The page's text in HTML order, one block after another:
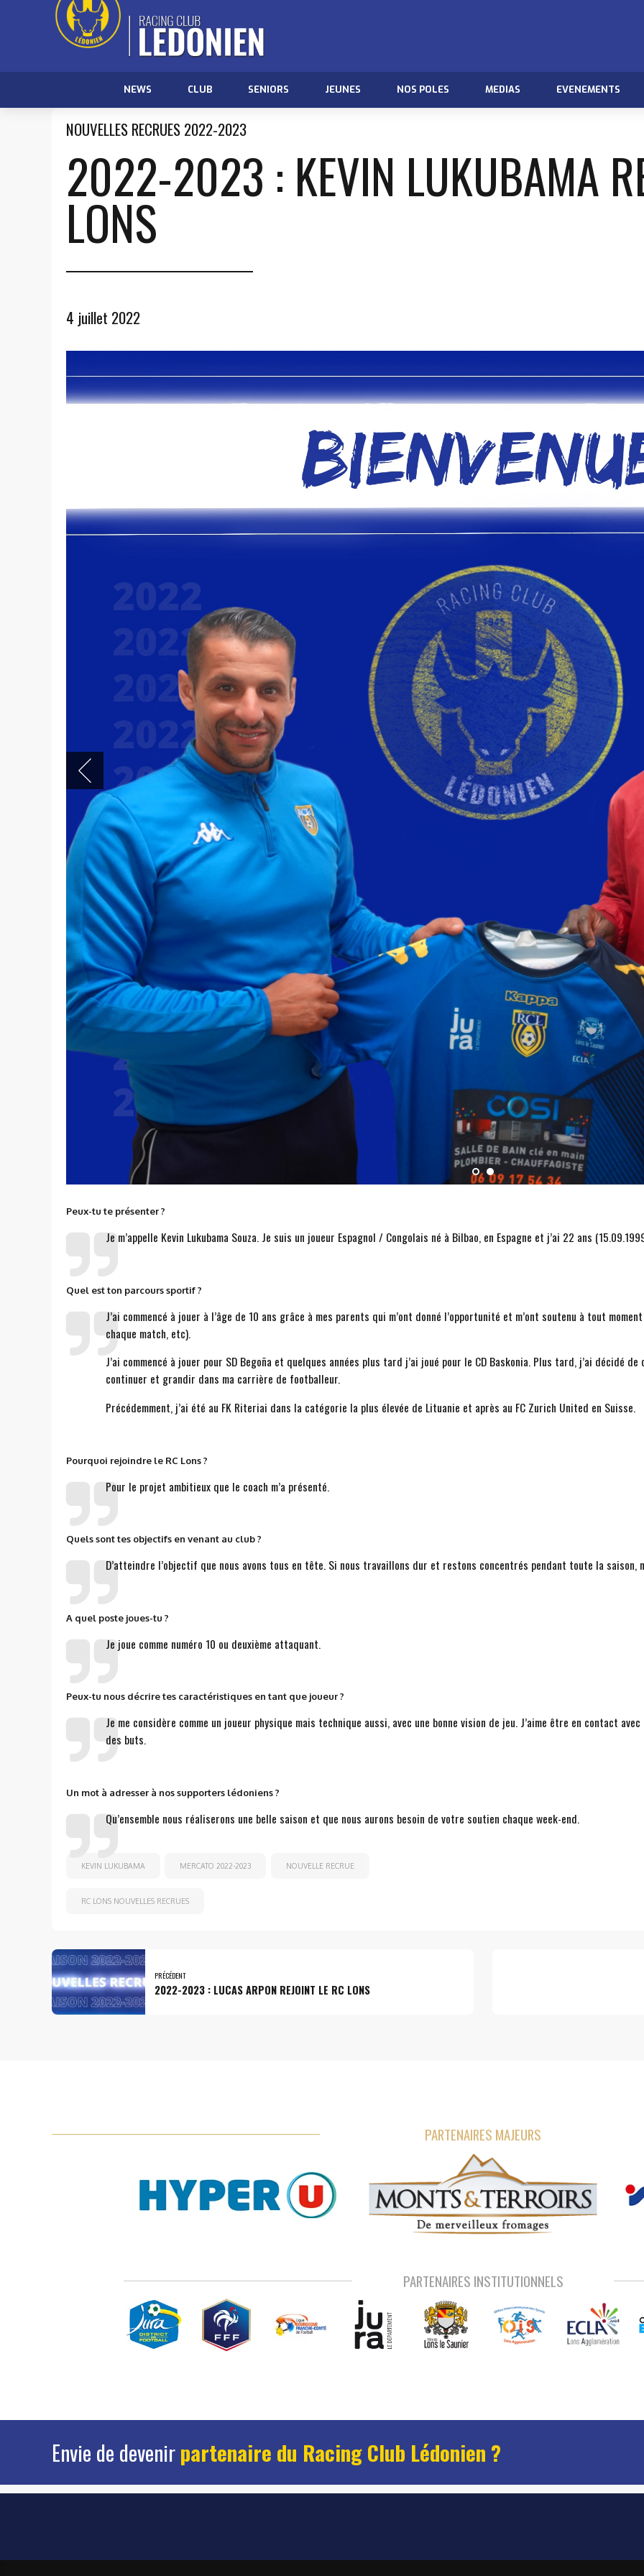
NEWS CLUB SENIORS JEUNES NOS POLES MEDIAS EVENEMENTS
NOUVELLES RECRUES 2022-2023
2022-2023 : KEVIN LUKUBAMA
LONS
4 juillet 2022
Peux-tu te présenter ?
Je m’appelle Kevin Lukubama Souza. Je suis un joueur Espagnol / Congolais né à Bilbao, en Espagne et j’ai 22 ans
Quel est ton parcours sportif ?
J’ai commencé à jouer à l’âge de 10 ans grâce à mes parents qui m’ont donné l’opportunité et m’ont soutenu à tout
chaque match, etc).
J’ai commencé à jouer pour SD Begoña et quelques années plus tard j’ai joué pour le CD Baskonia. Plus tard, j’ai décidé
continuer et grandir dans ma carrière de footballeur.
Précédemment, j’ai été au FK Riteriai dans la catégorie la plus élevée de Lituanie et après au FC Zurich United en Suisse.
Pourquoi rejoindre le RC Lons ?
Pour le projet ambitieux que le coach m’a présenté.
Quels sont tes objectifs en venant au club ?
D’atteindre l’objectif que nous avons tous en tête. Si nous travaillons dur et restons concentrés pendant toute la
A quel poste joues-tu ?
Je joue comme numéro 10 ou deuxième attaquant.
Peux-tu nous décrire tes caractéristiques en tant que joueur ?
Je me considère comme un joueur physique mais technique aussi, avec une bonne vision de jeu. J’aime être en contact
des buts.
Un mot à adresser à nos supporters lédoniens ?
Qu’ensemble nous réaliserons une belle saison et que nous aurons besoin de votre soutien chaque week-end.
KEVIN LUKUBAMA MERCATO 2022-2023 NOUVELLE RECRUE
RC LONS NOUVELLES RECRUES
PRÉCÉDENT
2022-2023 : LUCAS ARPON REJOINT LE RC LONS
PARTENAIRES MAJEURS
PARTENAIRES INSTITUTIONNELS
Envie de devenirpartenaire du Racing Club Lédonien ?